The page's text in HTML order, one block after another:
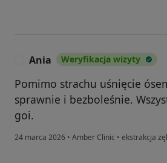
Ania Weryfikacja wizyty
Pomimo strachu uśnięcie
sprawnie i bezboleśnie.
goi.
24 marca 2026 • Amber Clinic • ekstrakcja